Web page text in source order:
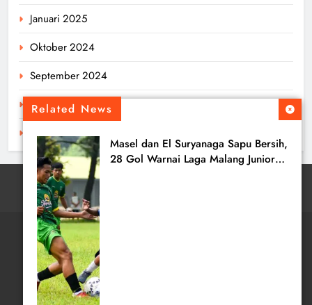
Related News
Masel dan El Suryanaga Sapu Bersih,
28 Gol Warnai Laga Malang Junior
Januari 2025
Oktober 2024
September 2024
Agustus 2024
Juli 2024
tentangbola.com - 2026. All Rights Reserved